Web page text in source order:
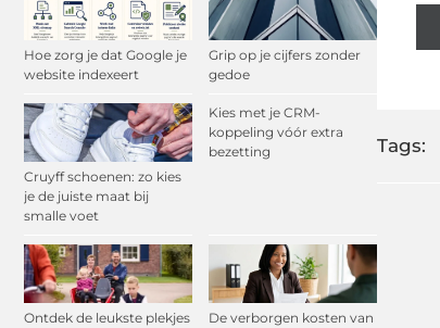
Hoe zorg je dat Google je
website indexeert
Grip op je cijfers zonder
gedoe
Cruyff schoenen: zo kies
je de juiste maat bij
smalle voet
Kies met je CRM-
koppeling vóór extra
bezetting
Ontdek de leukste plekjes
De verborgen kosten van
Tags: